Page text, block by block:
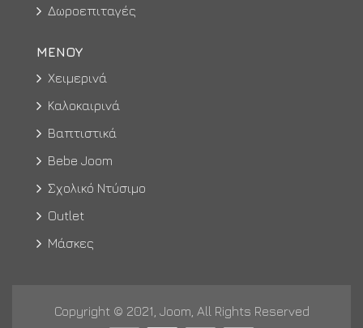
Δωροεπιταγές
ΜΕΝΟΥ
Χειμερινά
Καλοκαιρινά
Βαπτιστικά
Bebe Joom
Σχολικό Ντύσιμο
Outlet
Μάσκες
Copyright © 2021, Joom, All Rights Reserved